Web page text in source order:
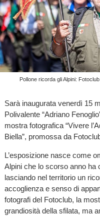
Pollone ricorda gli Alpini:
Sarà inaugurata venerdì 15
Polivalente “Adriano
mostra fotografica “Vivere
Biella”, promossa da
L’esposizione nasce come
Alpini che lo scorso anno ha
lasciando nel territorio un
accoglienza e senso di
fotografi del Fotoclub, la
grandiosità della sfilata, ma